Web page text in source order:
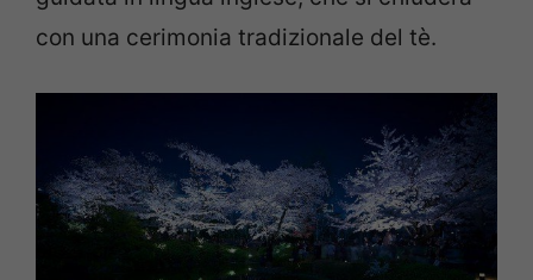
con una cerimonia tradizionale del tè.